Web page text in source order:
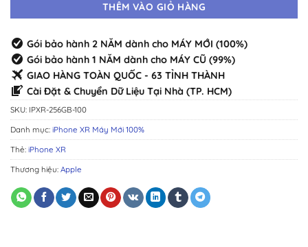
THÊM VÀO GIỎ HÀNG
Gói bảo hành 2 NĂM dành cho MÁY MỚI (100%)
Gói bảo hành 1 NĂM dành cho MÁY CŨ (99%)
GIAO HÀNG TOÀN QUỐC - 63 TỈNH THÀNH
Cài Đặt & Chuyển Dữ Liệu Tại Nhà (TP. HCM)
SKU: IPXR-256GB-100
Danh mục: iPhone XR Máy Mới 100%
Thẻ: iPhone XR
Thương hiệu: Apple